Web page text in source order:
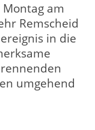
am
Remscheid
in die
umgehend